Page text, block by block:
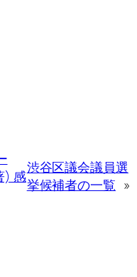
) 感渋谷区議会議員選
挙候補者の一覧 »